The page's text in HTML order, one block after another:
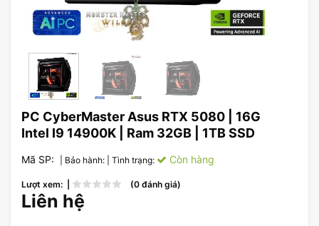
PC CyberMaster Asus RTX 5080 | 16G
Intel I9 14900K | Ram 32GB | 1TB SSD
Mã SP: | Bảo hành: | Tình trạng: Còn hàng
Lượt xem: | (0 đánh giá)
Liên hệ